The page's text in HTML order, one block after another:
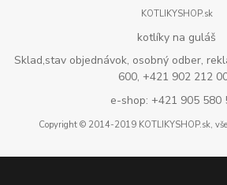
KOTLIKYSHOP.sk
kotlíky na guláš
Sklad,stav objednávok, osobný odber,
600, +421 902 212
e-shop: +421 905 580
Copyright © 2014-2019 KOTLIKYSHOP.sk,